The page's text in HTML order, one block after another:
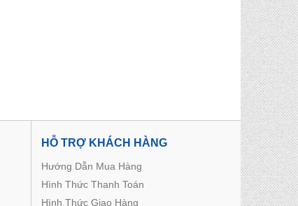
HỖ TRỢ KHÁCH HÀNG
Hướng Dẫn Mua Hàng
Hình Thức Thanh Toán
Hình Thức Giao Hàng